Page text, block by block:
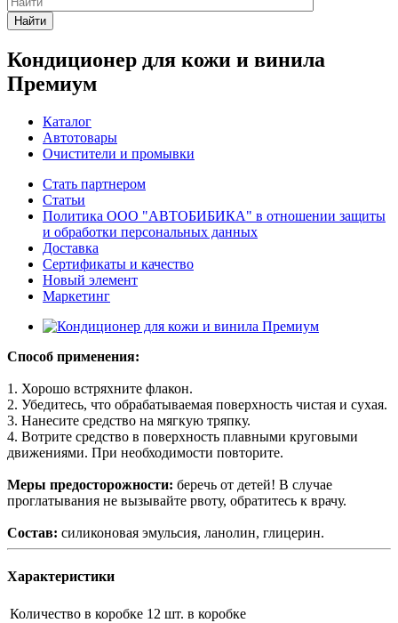
Найти
Кондиционер для кожи и винила
Премиум
Каталог
Автотовары
Очистители и промывки
Стать партнером
Статьи
Политика ООО "АВТОБИБИКА" в отношении защиты
и обработки персональных данных
Доставка
Сертификаты и качество
Новый элемент
Маркетинг
Способ применения:
1. Хорошо встряхните флакон.
2. Убедитесь, что обрабатываемая поверхность чистая и сухая.
3. Нанесите средство на мягкую тряпку.
4. Вотрите средство в поверхность плавными круговыми
движениями. При необходимости повторите.
Меры предосторожности: беречь от детей! В случае
проглатывания не вызывайте рвоту, обратитесь к врачу.
Состав: силиконовая эмульсия, ланолин, глицерин.
Характеристики
Количество в коробке 12 шт. в коробке